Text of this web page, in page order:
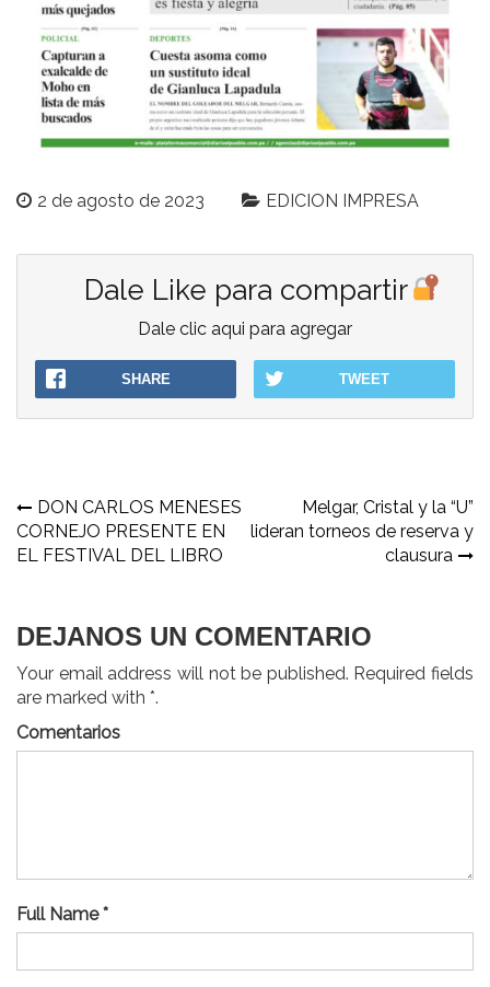
2 de agosto de 2023 EDICION IMPRESA
Dale Like para compartir
Dale clic aqui para agregar
SHARE TWEET
Navegación
de
DON CARLOS MENESES
CORNEJO PRESENTE EN
EL FESTIVAL DEL LIBRO
Melgar, Cristal y la “U”
lideran torneos de reserva y
clausura
DEJANOS UN COMENTARIO
Your email address will not be published. Required fields
are marked with *.
Comentarios
Full Name *